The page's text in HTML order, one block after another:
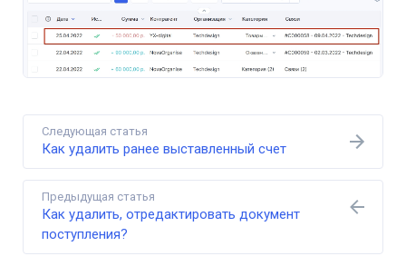
Предыдущая статья
Как удалить, отредактировать документ
поступления?
Следующая статья
Как удалить ранее выставленный счет